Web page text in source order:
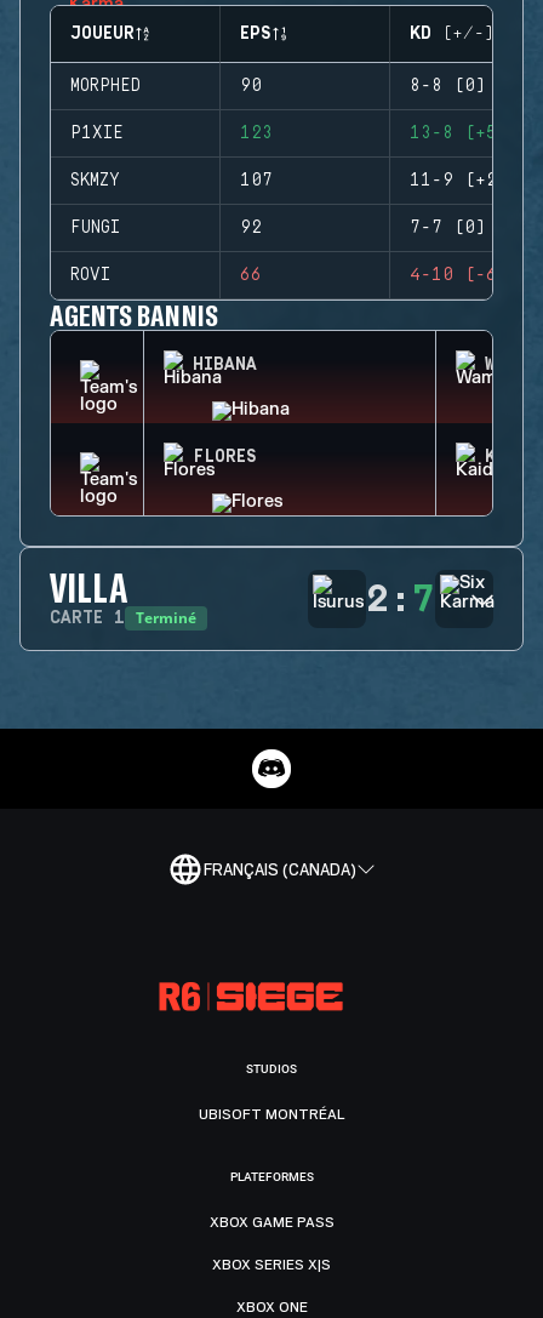
JOUEUR EPS KD (+/-)
MORPHED 90 8-8 (0)
P1XIE 123 13-8 (+5)
SKMZY 107 11-9 (+2)
FUNGI 92 7-7 (0)
ROVI 66 4-10 (-6)
AGENTS BANNIS
HIBANA WAMAI
FLORES KAID
VILLA
CARTE 1 Terminé 2 : 7
FRANÇAIS (CANADA)
STUDIOS
UBISOFT MONTRÉAL
PLATEFORMES
XBOX GAME PASS
XBOX SERIES X|S
XBOX ONE